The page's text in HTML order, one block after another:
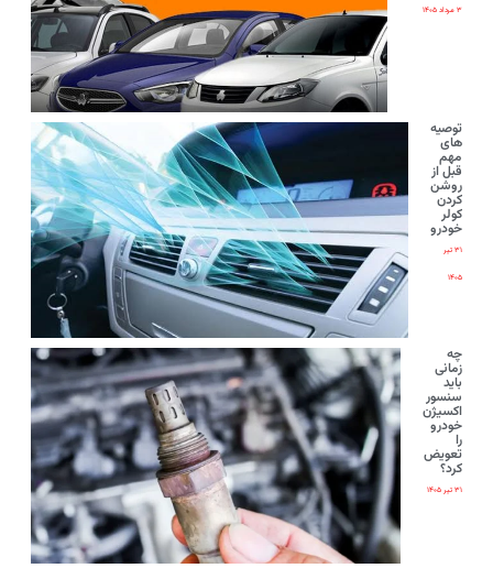
۳ مرداد ۱۴۰۵
توصیه
های
مهم
قبل از
روشن
کردن
کولر
خودرو
۳۱ تیر
۱۴۰۵
چه
زمانی
باید
سنسور
اکسیژن
خودرو
را
تعویض
کرد؟
۳۱ تیر ۱۴۰۵